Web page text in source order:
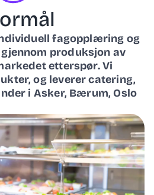
fagopplæring og
produksjon av
etterspør. Vi
og leverer catering,
i Asker, Bærum, Oslo